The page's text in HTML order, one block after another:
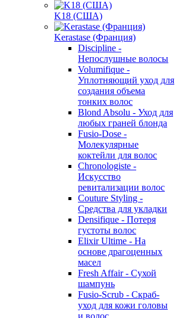
K18 (США)
Kerastase (Франция)
Discipline -
Непослушные волосы
Volumifique -
Уплотняющий уход для
создания объема
тонких волос
Blond Absolu - Уход для
любых граней блонда
Fusio-Dose -
Молекулярные
коктейли для волос
Chronologiste -
Искусство
ревитализации волос
Couture Styling -
Средства для укладки
Densifique - Потеря
густоты волос
Elixir Ultime - На
основе драгоценных
масел
Fresh Affair - Сухой
шампунь
Fusio-Scrub - Скраб-
уход для кожи головы
и волос